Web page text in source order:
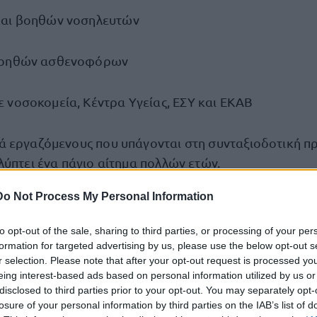
Not Process My Personal Information
opt-out of the sale, sharing to third parties, or processing of your
for targeted advertising by us, please use the below opt-out
selection. Please note that after your opt-out request is processed
interest-based ads based on personal information utilized by us
to third parties prior to your opt-out. You may separately
of your personal information by third parties on the IAB’s list of
βοηθών νοσηλευτών
ασθενοφόρων
Κέντρα Υγείας, ΕΣΥ και ΕΚΑΒ
που υπάγονται στη συνταξιοδοτική
ένα πάγιο αίτημα πολλών ετών.
οι προϋποθέσεις συνταξιοδότησης με αντίστοιχες